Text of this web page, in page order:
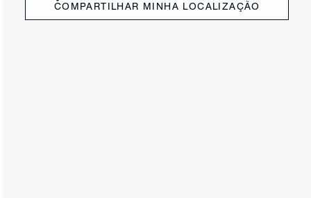
COMPARTILHAR MINHA LOCALIZAÇÃO